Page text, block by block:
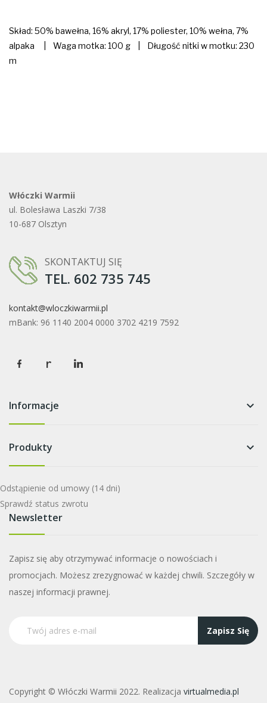
Skład: 50% bawełna, 16% akryl, 17% poliester, 10% wełna, 7%
alpaka
| Waga motka: 100 g | Długość nitki w motku: 230
m
Włóczki Warmii
ul. Bolesława Laszki 7/38
10-687 Olsztyn
SKONTAKTUJ SIĘ
TEL. 602 735 745
kontakt@wloczkiwarmii.pl
mBank: 96 1140 2004 0000 3702 4219 7592
Informacje keyboard_arrow_down
Produkty keyboard_arrow_down
Odstąpienie od umowy (14 dni)
Sprawdź status zwrotu
Newsletter
Zapisz się aby otrzymywać informacje o nowościach i
promocjach. Możesz zrezygnować w każdej chwili. Szczegóły w
naszej informacji prawnej.
Zapisz Się
Copyright © Włóczki Warmii 2022. Realizacja virtualmedia.pl